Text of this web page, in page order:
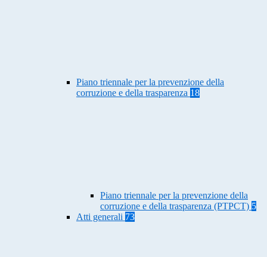
Piano triennale per la prevenzione della
corruzione e della trasparenza 18
Piano triennale per la prevenzione della
corruzione e della trasparenza (PTPCT) 5
Atti generali 73